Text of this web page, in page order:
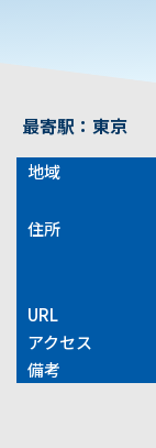
最寄駅：東京
地域
住所
URL
アクセス
備考